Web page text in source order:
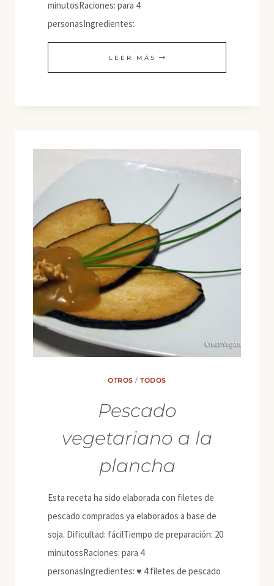
minutosRaciones: para 4
personasIngredientes:
LEER MÁS BUÑUELOS
DE
OTROS /TODOS
Pescado
vegetariano a la
plancha
Esta receta ha sido elaborada con filetes de
pescado comprados ya elaborados a base de
soja. Dificultad: fácilTiempo de preparación: 20
minutossRaciones: para 4
personasIngredientes: ♥ 4 filetes de pescado